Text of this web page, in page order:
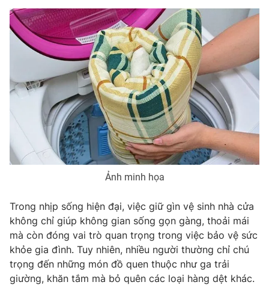
Thế giới đó đây
Câu chuyện quốc tế
Tài chính
Thị trường
Góc doanh nghiệp
Dữ liệu và đời sống
Truyền hình
Phim VTV
Hậu trường
Nhân vật
Khán giả
Giải trí
Điện ảnh
Âm nhạc
Đời sống
Du lịch
Chất lượng cuộc sống
Giáo dục
Học trực tuyến
Công nghệ
Hitech Công nghệ tương lai
Sản phẩm
Thị trường
Giao lưu trực tuyến
Lịch phát sóng
Ảnh minh họa
Trong nhịp sống hiện đại, việc giữ gìn vệ sinh nhà cửa
không chỉ giúp không gian sống gọn gàng, thoải mái
mà còn đóng vai trò quan trọng trong việc bảo vệ sức
khỏe gia đình. Tuy nhiên, nhiều người thường chỉ chú
trọng đến những món đồ quen thuộc như ga trải
giường, khăn tắm mà bỏ quên các loại hàng dệt khác.